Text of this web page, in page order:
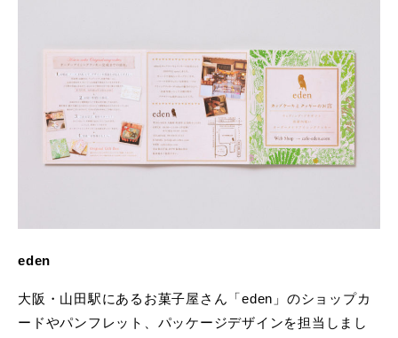
eden
大阪・山田駅にあるお菓子屋さん「eden」のショップカ
ードやパンフレット、パッケージデザインを担当しまし